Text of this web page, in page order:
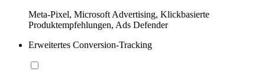
Meta-Pixel, Microsoft Advertising, Klickbasierte
Produktempfehlungen, Ads Defender
Erweitertes Conversion-Tracking